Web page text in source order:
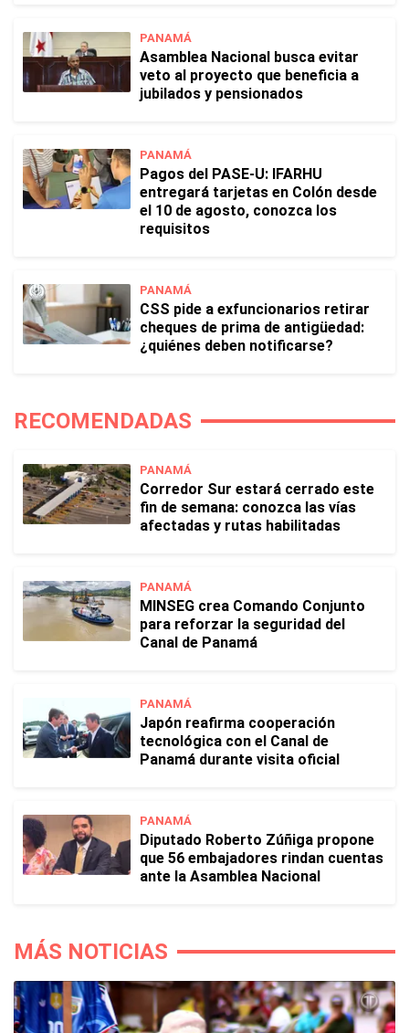
PANAMÁ
Asamblea Nacional busca evitar
veto al proyecto que beneficia a
jubilados y pensionados
PANAMÁ
Pagos del PASE-U: IFARHU
entregará tarjetas en Colón desde
el 10 de agosto, conozca los
requisitos
PANAMÁ
CSS pide a exfuncionarios retirar
cheques de prima de antigüedad:
¿quiénes deben notificarse?
RECOMENDADAS
PANAMÁ
Corredor Sur estará cerrado este
fin de semana: conozca las vías
afectadas y rutas habilitadas
PANAMÁ
MINSEG crea Comando Conjunto
para reforzar la seguridad del
Canal de Panamá
PANAMÁ
Japón reafirma cooperación
tecnológica con el Canal de
Panamá durante visita oficial
PANAMÁ
Diputado Roberto Zúñiga propone
que 56 embajadores rindan cuentas
ante la Asamblea Nacional
MÁS NOTICIAS